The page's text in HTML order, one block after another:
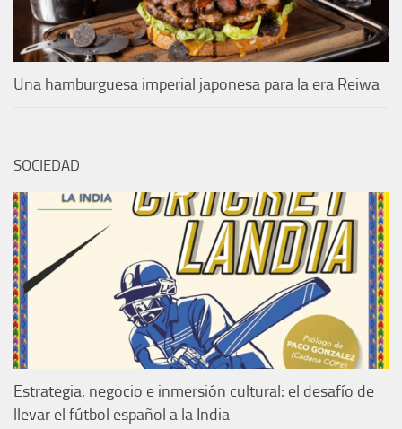
Una hamburguesa imperial japonesa para la era Reiwa
SOCIEDAD
Estrategia, negocio e inmersión cultural: el desafío de
llevar el fútbol español a la India